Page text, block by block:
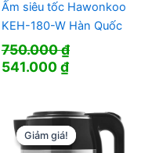
Ấm siêu tốc Hawonkoo
KEH-180-W Hàn Quốc
750.000₫
Giá
750.000 ₫.
541.000₫Giá
là:
541.000 ₫.
Giảm giá!
Giảm giá!